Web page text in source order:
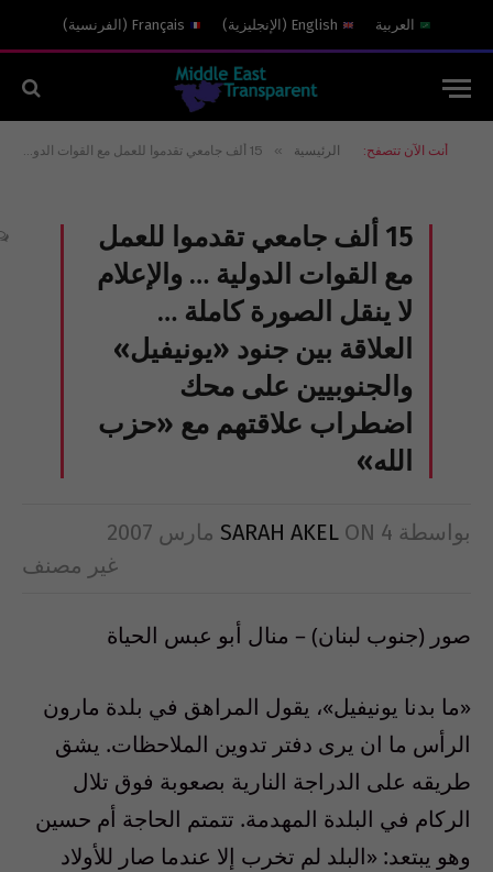
العربية English
( الإنجليزية)
Français
( الفرنسية)
أنت الآن تتصفح: الرئيسية » 15 ألف جامعي تقدموا للعمل مع القوات الدولية … والإعلام لا ينقل الصورة كاملة … العلاقة بين جنود «يونيفيل» والجنوبيين على محك اضطراب علاقتهم مع «حزب الله»
15 ألف جامعي تقدموا للعمل
مع القوات الدولية … والإعلام
لا ينقل الصورة كاملة …
العلاقة بين جنود «يونيفيل»
والجنوبيين على محك
اضطراب علاقتهم مع «حزب
الله»
بواسطة SARAH AKEL ON 4 مارس 2007
غير مصنف
صور (جنوب لبنان) – منال أبو عبس الحياة
«ما بدنا يونيفيل»، يقول المراهق في بلدة مارون
الرأس ما ان يرى دفتر تدوين الملاحظات. يشق
طريقه على الدراجة النارية بصعوبة فوق تلال
الركام في البلدة المهدمة. تتمتم الحاجة أم حسين
وهو يبتعد: «البلد لم تخرب إلا عندما صار للأولاد